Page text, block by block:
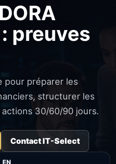
preuves
pour préparer les
structurer les
30/60/90 jours.
Contact IT-Select
EN